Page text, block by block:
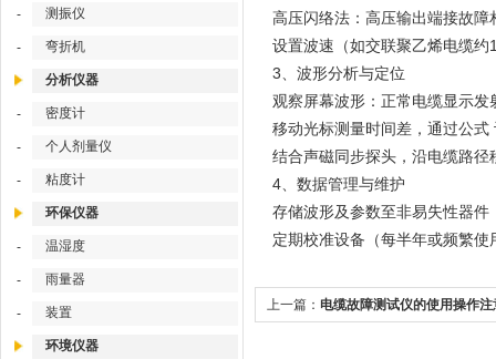
- 测振仪
- 弯折机
分析仪器
- 密度计
- 个人剂量仪
- 粘度计
环保仪器
- 温湿度
- 雨量器
- 装置
环境仪器
高压闪络法：高压输出端接故
设置波速（如交联聚乙烯电缆
3、波形分析与定位
观察屏幕波形：正常电缆显示
移动光标测量时间差，通过公式
结合声磁同步探头，沿电缆路
4、数据管理与维护
存储波形及参数至非易失性器件
定期校准设备（每半年或频繁
上一篇： 电缆故障测试仪的使用操作注